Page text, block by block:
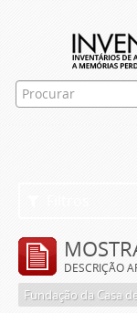
DESCRIÇÃO
Fundação da Casa